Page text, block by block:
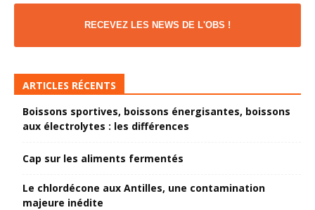
RECEVEZ LES NEWS DE L'OBS !
ARTICLES RÉCENTS
Boissons sportives, boissons énergisantes, boissons
aux électrolytes : les différences
Cap sur les aliments fermentés
Le chlordécone aux Antilles, une contamination
majeure inédite